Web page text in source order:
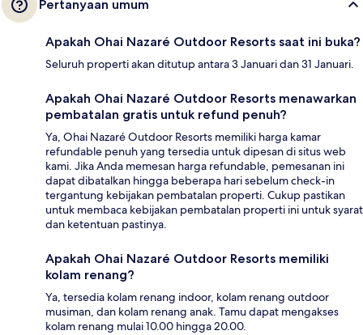
Pertanyaan umum
Apakah Ohai Nazaré Outdoor Resorts saat ini buka?
Seluruh properti akan ditutup antara 3 Januari dan 31 Januari.
Apakah Ohai Nazaré Outdoor Resorts menawarkan
pembatalan gratis untuk refund penuh?
Ya, Ohai Nazaré Outdoor Resorts memiliki harga kamar
refundable penuh yang tersedia untuk dipesan di situs web
kami. Jika Anda memesan harga refundable, pemesanan ini
dapat dibatalkan hingga beberapa hari sebelum check-in
tergantung kebijakan pembatalan properti. Cukup pastikan
untuk membaca kebijakan pembatalan properti ini untuk syarat
dan ketentuan pastinya.
Apakah Ohai Nazaré Outdoor Resorts memiliki
kolam renang?
Ya, tersedia kolam renang indoor, kolam renang outdoor
musiman, dan kolam renang anak. Tamu dapat mengakses
kolam renang mulai 10.00 hingga 20.00.